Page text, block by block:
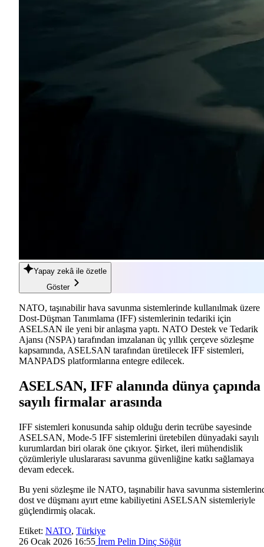
Yapay zekâ ile özetle
Göster
NATO, taşınabilir hava savunma sistemlerinde kullanılmak üzere
Dost-Düşman Tanımlama (IFF) sistemlerinin tedariki için
ASELSAN ile yeni bir anlaşma yaptı. NATO Destek ve Tedarik
Ajansı (NSPA) tarafından imzalanan üç yıllık çerçeve sözleşme
kapsamında, ASELSAN tarafından üretilecek IFF sistemleri,
MANPADS platformlarına entegre edilecek.
ASELSAN, IFF alanında dünya çapında
sayılı firmalar arasında
IFF sistemleri konusunda sahip olduğu derin tecrübe sayesinde
ASELSAN, Mode-5 IFF sistemlerini üretebilen dünyadaki sayılı
kurumlardan biri olarak öne çıkıyor. Şirket, ileri mühendislik
çözümleriyle uluslararası savunma güvenliğine katkı sağlamaya
devam edecek.
Bu yeni sözleşme ile NATO, taşınabilir hava savunma
dost ve düşmanı ayırt etme kabiliyetini ASELSAN sistemleriyle
güçlendirmiş olacak.
Etiket: NATO, Türkiye
26 Ocak 2026 16:55 İrem Pelin Dinç Söğüt